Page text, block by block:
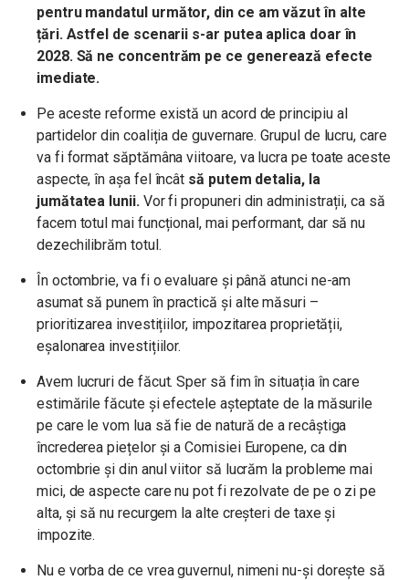
pentru mandatul următor, din ce am văzut în alte
țări. Astfel de scenarii s-ar putea aplica doar în
2028. Să ne concentrăm pe ce generează efecte
imediate.
Pe aceste reforme există un acord de principiu al
partidelor din coaliția de guvernare. Grupul de lucru, care
va fi format săptămâna viitoare, va lucra pe toate aceste
aspecte, în așa fel încât să putem detalia, la
jumătatea lunii.Vor fi propuneri din administrații, ca să
facem totul mai funcțional, mai performant, dar să nu
dezechilibrăm totul.
În octombrie, va fi o evaluare și până atunci ne-am
asumat să punem în practică și alte măsuri –
prioritizarea investițiilor, impozitarea proprietății,
eșalonarea investițiilor.
Avem lucruri de făcut. Sper să fim în situația în care
estimările făcute și efectele așteptate de la măsurile
pe care le vom lua să fie de natură de a recâștiga
încrederea piețelor și a Comisiei Europene, ca din
octombrie și din anul viitor să lucrăm la probleme mai
mici, de aspecte care nu pot fi rezolvate de pe o zi pe
alta, și să nu recurgem la alte creșteri de taxe și
impozite.
Nu e vorba de ce vrea guvernul, nimeni nu-și dorește să